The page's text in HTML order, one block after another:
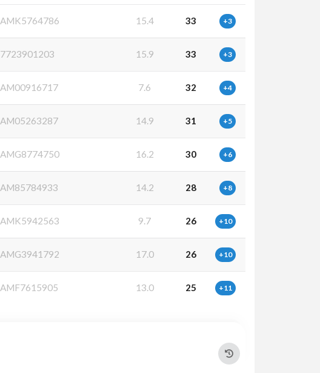
AMK5764786 15.4 33 +3
7723901203 15.9 33 +3
AM00916717 7.6 32 +4
AM05263287 14.9 31 +5
AMG8774750 16.2 30 +6
AM85784933 14.2 28 +8
AMK5942563 9.7 26 +10
AMG3941792 17.0 26 +10
AMF7615905 13.0 25 +11